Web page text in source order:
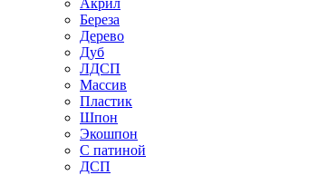
Береза
Дерево
Дуб
ЛДСП
Массив
Пластик
Шпон
Экошпон
С патиной
ДСП